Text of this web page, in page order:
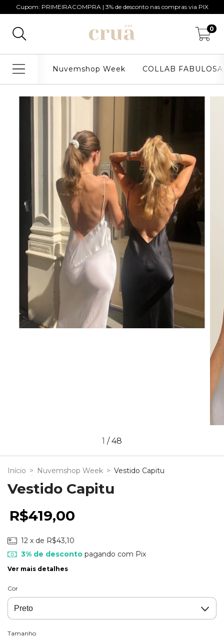
Cupom: PRIMEIRACOMPRA | 3% de desconto nas compras via PIX
0
Nuvemshop Week COLLAB
1 / 48
Início > Nuvemshop Week > Vestido Capitu
Vestido Capitu
R$419,00
12 x de R$43,10
3% de descontopagando com Pix
Ver mais detalhes
Cor
Tamanho